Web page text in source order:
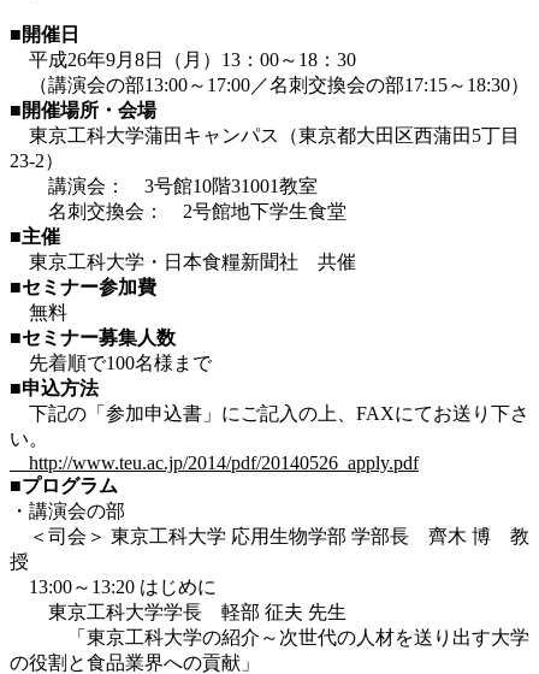
■開催日
平成26年9月8日（月）13：00～18：30
（講演会の部13:00～17:00／名刺交換会の部17:15～18:30）
■開催場所・会場
東京工科大学蒲田キャンパス（東京都大田区西蒲田5丁目
23-2）
講演会： 3号館10階31001教室
名刺交換会： 2号館地下学生食堂
■主催
東京工科大学・日本食糧新聞社 共催
■セミナー参加費
無料
■セミナー募集人数
先着順で100名様まで
■申込方法
下記の「参加申込書」にご記入の上、FAXにてお送り下さ
い。
http://www.teu.ac.jp/2014/pdf/20140526_apply.pdf
■プログラム
・講演会の部
＜司会＞ 東京工科大学 応用生物学部 学部長 齊木 博 教
授
13:00～13:20 はじめに
東京工科大学学長 軽部 征夫 先生
「東京工科大学の紹介～次世代の人材を送り出す大学
の役割と食品業界への貢献」